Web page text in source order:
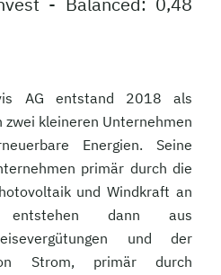
AG entstand 2018 als
zwei kleineren Unternehmen
Energien. Seine
primär durch die
und Windkraft an
entstehen dann aus
und der
Strom, primär durch